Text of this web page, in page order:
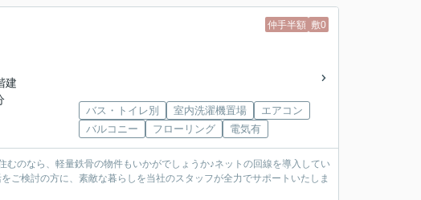
仲手半額 敷0
建
バス・トイレ別 室内洗濯機置場
エアコン
バルコニー
フローリング 電気有
のなら、軽量鉄骨の物件もいかがでしょうか♪ネットの回線を導入してい
ご検討の方に、素敵な暮らしを当社のスタッフが全力でサポートいたしま